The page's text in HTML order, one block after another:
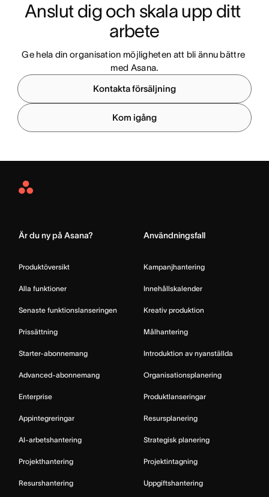
Anslut dig och skala upp ditt
arbete
Ge hela din organisation möjligheten att bli ännu bättre
med Asana.
Kontakta försäljning
Kom igång
Asana
Är du ny på Asana?
Produktöversikt
Alla funktioner
Senaste funktionslanseringen
Prissättning
Starter-abonnemang
Advanced-abonnemang
Enterprise
Appintegreringar
AI-arbetshantering
Projekthantering
Resurshantering
Användningsfall
Kampanjhantering
Innehållskalender
Kreativ produktion
Målhantering
Introduktion av nyanställda
Organisationsplanering
Produktlanseringar
Resursplanering
Strategisk planering
Projektintagning
Uppgiftshantering